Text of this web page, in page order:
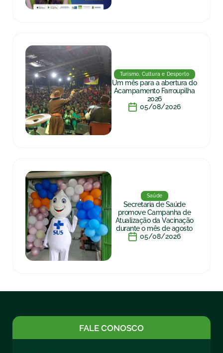
Turismo, Cultura e Desporto
Um mês para a abertura do
Acampamento Farroupilha
2026
05/08/2026
Saúde
Secretaria de Saúde
promove Campanha de
Atualização da Vacinação
durante o mês de agosto
05/08/2026
FALE CONOSCO